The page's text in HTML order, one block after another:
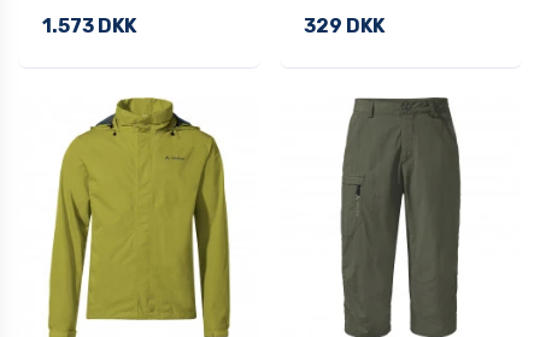
1.573 DKK 329 DKK